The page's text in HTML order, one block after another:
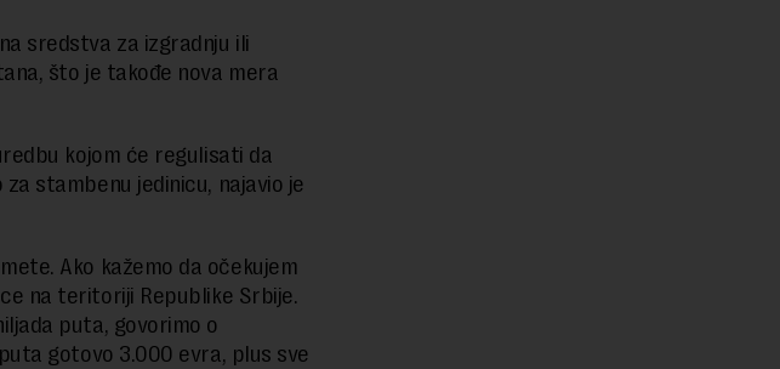
sredstva za izgradnju ili
što je takođe nova mera
kojom će regulisati da
stambenu jedinicu, najavio je
Ako kažemo da očekujem
na teritoriji Republike Srbije.
puta, govorimo o
gotovo 3.000 evra, plus sve